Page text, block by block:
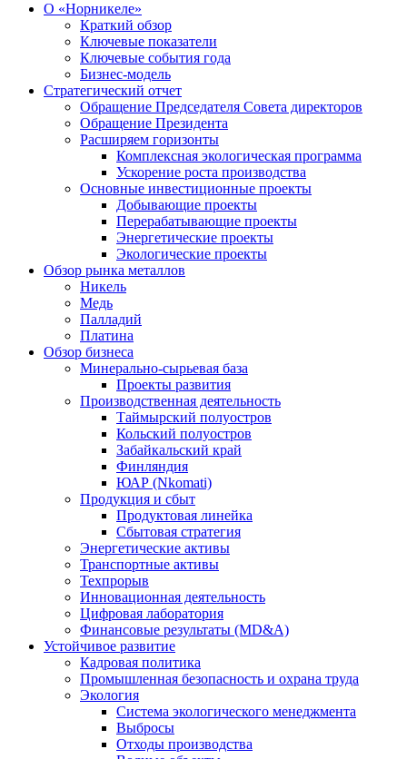
О «Норникеле»
Краткий обзор
Ключевые показатели
Ключевые события года
Бизнес-модель
Стратегический отчет
Обращение Председателя Совета директоров
Обращение Президента
Расширяем горизонты
Комплексная экологическая программа
Ускорение роста производства
Основные инвестиционные проекты
Добывающие проекты
Перерабатывающие проекты
Энергетические проекты
Экологические проекты
Обзор рынка металлов
Никель
Медь
Палладий
Платина
Обзор бизнеса
Минерально-сырьевая база
Проекты развития
Производственная деятельность
Таймырский полуостров
Кольский полуостров
Забайкальский край
Финляндия
ЮАР (Nkomati)
Продукция и сбыт
Продуктовая линейка
Сбытовая стратегия
Энергетические активы
Транспортные активы
Техпрорыв
Инновационная деятельность
Цифровая лаборатория
Финансовые результаты (MD&A)
Устойчивое развитие
Кадровая политика
Промышленная безопасность и охрана труда
Экология
Система экологического менеджмента
Выбросы
Отходы производства